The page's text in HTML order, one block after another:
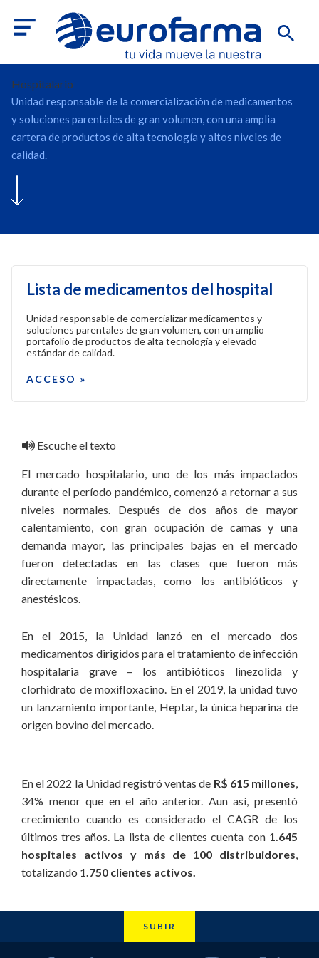
Hospitalario
Unidad responsable de la comercialización de medicamentos
y soluciones parentales de gran volumen, con una amplia
cartera de productos de alta tecnología y altos niveles de
calidad.
Lista de medicamentos del hospital
Unidad responsable de comercializar medicamentos y
soluciones parentales de gran volumen, con un amplio
portafolio de productos de alta tecnología y elevado
estándar de calidad.
ACCESO »
Escuche el texto
El mercado hospitalario, uno de los más impactados
durante el período pandémico, comenzó a retornar a sus
niveles normales. Después de dos años de mayor
calentamiento, con gran ocupación de camas y una
demanda mayor, las principales bajas en el mercado
fueron detectadas en las clases que fueron más
directamente impactadas, como los antibióticos y
anestésicos.
En el 2015, la Unidad lanzó en el mercado dos
medicamentos dirigidos para el tratamiento de infección
hospitalaria grave – los antibióticos linezolida y
clorhidrato de moxifloxacino. En el 2019, la unidad tuvo
un lanzamiento importante, Heptar, la única heparina de
origen bovino del mercado.
En el 2022 la Unidad registró ventas de R$ 615 millones,
34% menor que en el año anterior. Aun así, presentó
crecimiento cuando es considerado el CAGR de los
últimos tres años. La lista de clientes cuenta con 1.645
hospitales activos y más de 100 distribuidores,
totalizando 1.750 clientes activos.
SUBIR